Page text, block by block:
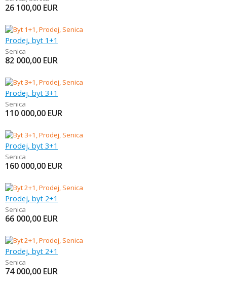
26 100,00 EUR
Prodej, byt 1+1
Senica
82 000,00 EUR
Prodej, byt 3+1
Senica
110 000,00 EUR
Prodej, byt 3+1
Senica
160 000,00 EUR
Prodej, byt 2+1
Senica
66 000,00 EUR
Prodej, byt 2+1
Senica
74 000,00 EUR